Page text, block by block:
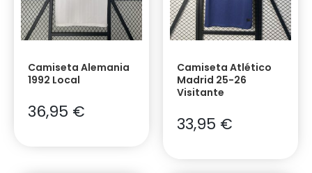
Camiseta Alemania
1992 Local
36,95 €
Camiseta Atlético
Madrid 25-26
Visitante
33,95 €